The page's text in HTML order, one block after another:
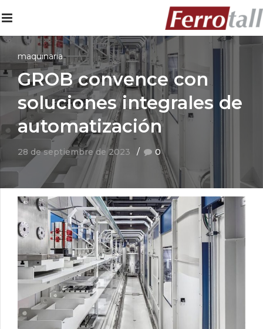
maquinaria
GROB convence con
soluciones integrales de
automatización
28 de septiembre de 2023 0